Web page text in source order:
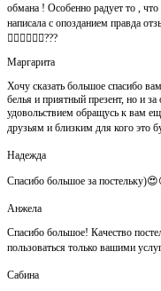
обмана ! Особенно радует то , что
написала с опозданием правда
👌🏻👌🏻👌🏻???
Маргарита
Хочу сказать большое спасибо
белья и приятный презент, но и
удовольствием обращусь к вам
друзьям и близким для кого это
Надежда
Спасибо большое за
Анжела
Спасибо большое! Качество
пользоваться только вашими
Сабина